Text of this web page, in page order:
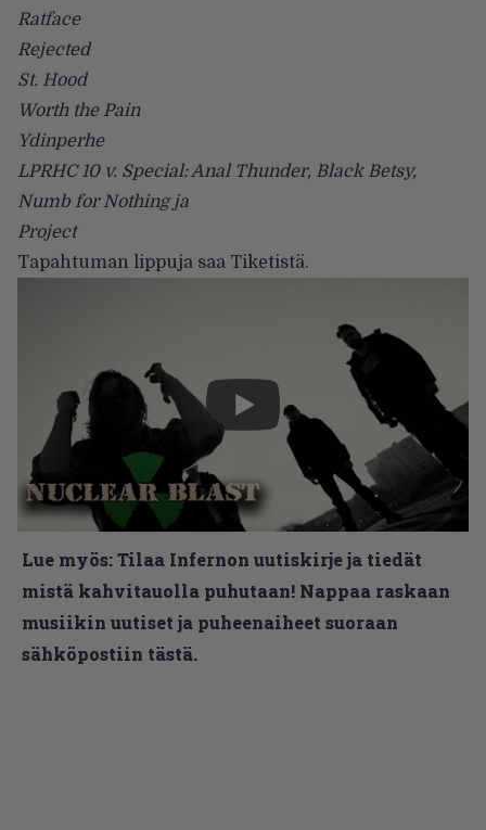
Ratface
Rejected
St. Hood
Worth the Pain
Ydinperhe
LPRHC 10 v. Special: Anal Thunder, Black Betsy,
Numb for Nothing ja
Project
Tapahtuman lippuja saa Tiketistä.
Lue myös:Tilaa Infernon uutiskirje ja tiedät
mistä kahvitauolla puhutaan! Nappaa raskaan
musiikin uutiset ja puheenaiheet suoraan
sähköpostiin tästä.